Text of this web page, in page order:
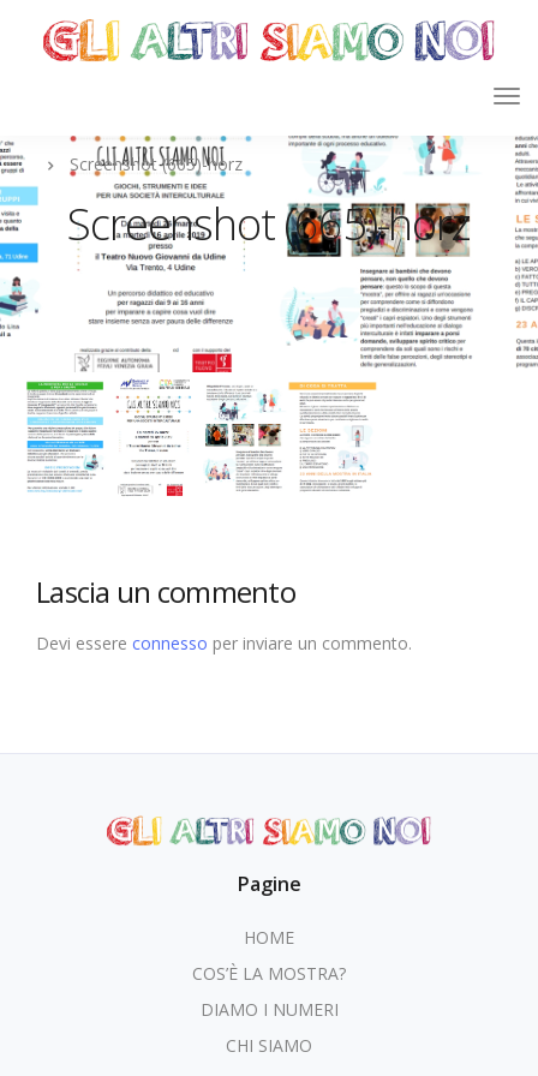
Screenshot (665)-horz
Screenshot (665)-horz
Lascia un commento
Devi essere connesso per inviare un commento.
Pagine
HOME
COS’È LA MOSTRA?
DIAMO I NUMERI
CHI SIAMO